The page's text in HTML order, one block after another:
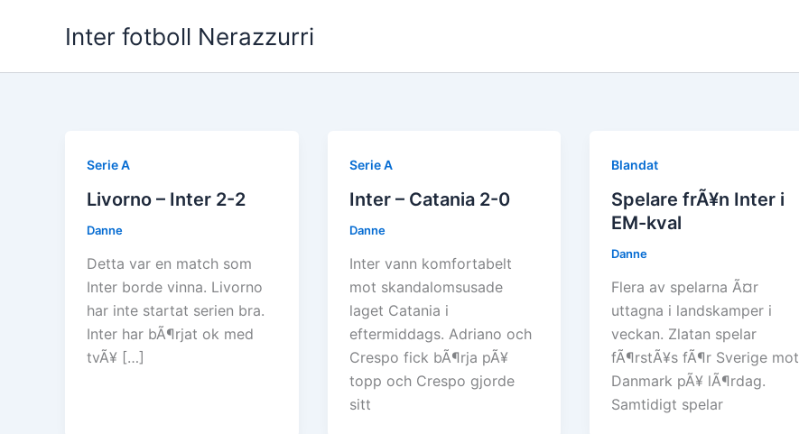
Inter fotboll Nerazzurri
Serie A
Livorno – Inter 2-2
Danne
Detta var en match som
Inter borde vinna. Livorno
har inte startat serien bra.
Inter har bÃ¶rjat ok med
tvÃ¥ […]
Serie A
Inter – Catania 2-0
Danne
Inter vann komfortabelt
mot skandalomsusade
laget Catania i
eftermiddags. Adriano och
Crespo fick bÃ¶rja pÃ¥
topp och Crespo gjorde
sitt
Blandat
Spelare frÃ¥n Inter i
EM-kval
Danne
Flera av spelarna Ã¤r
uttagna i landskamper i
veckan. Zlatan spelar
fÃ¶rstÃ¥s fÃ¶r Sverige mot
Danmark pÃ¥ lÃ¶rdag.
Samtidigt spelar